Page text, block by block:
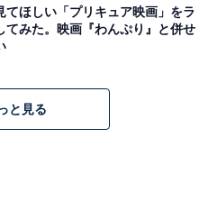
てほしい「プリキュア映画」をラ
てみた。映画『わんぷり』と併せ
と見る